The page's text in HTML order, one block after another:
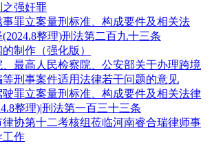
之强奸罪
事罪立案量刑标准、构成要件及相关法
整理)刑法第二百九十三条
制作（强化版）
最高人民检察院、公安部关于办理跨境
刑事案件适用法律若干问题的意见
驶罪立案量刑标准、构成要件及相关法律
整理)|刑法第一百三十三条
协第十二考核组莅临河南睿合瑞律师事
工作